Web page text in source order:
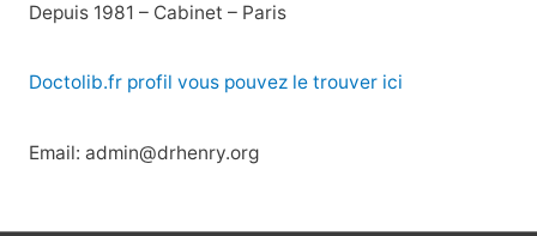
Depuis 1981 – Cabinet – Paris
Doctolib.fr profil vous pouvez le trouver ici
Email: admin@drhenry.org